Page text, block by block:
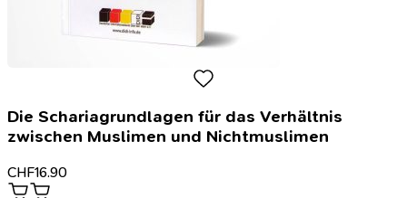
Die Schariagrundlagen für das Verhältnis
zwischen Muslimen und Nichtmuslimen
CHF16.90